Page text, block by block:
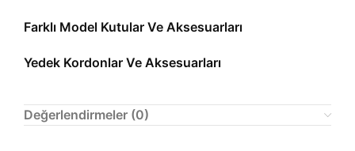
Farklı Model Kutular Ve Aksesuarları
Yedek Kordonlar Ve Aksesuarları
Değerlendirmeler (0)